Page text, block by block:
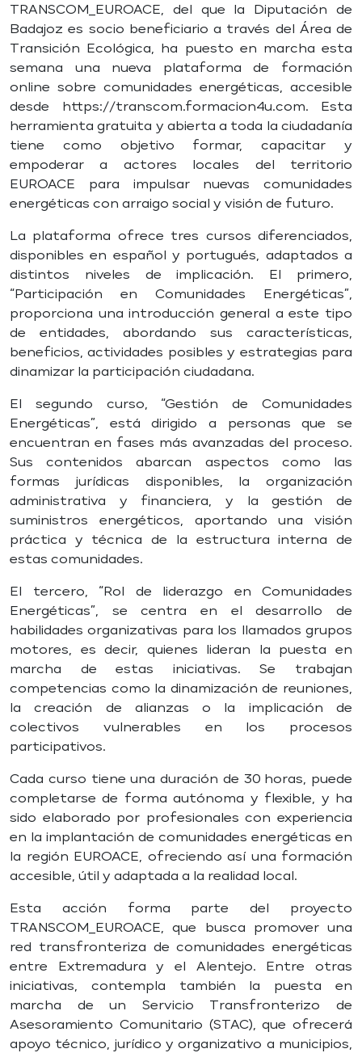
TRANSCOM_EUROACE, del que la Diputación de
Badajoz es socio beneficiario a través del Área de
Transición Ecológica, ha puesto en marcha esta
semana una nueva plataforma de formación
online sobre comunidades energéticas, accesible
desde https://transcom.formacion4u.com. Esta
herramienta gratuita y abierta a toda la ciudadanía
tiene como objetivo formar, capacitar y
empoderar a actores locales del territorio
EUROACE para impulsar nuevas comunidades
energéticas con arraigo social y visión de futuro.
La plataforma ofrece tres cursos diferenciados,
disponibles en español y portugués, adaptados a
distintos niveles de implicación. El primero,
“Participación en Comunidades Energéticas”,
proporciona una introducción general a este tipo
de entidades, abordando sus características,
beneficios, actividades posibles y estrategias para
dinamizar la participación ciudadana.
El segundo curso, “Gestión de Comunidades
Energéticas”, está dirigido a personas que se
encuentran en fases más avanzadas del proceso.
Sus contenidos abarcan aspectos como las
formas jurídicas disponibles, la organización
administrativa y financiera, y la gestión de
suministros energéticos, aportando una visión
práctica y técnica de la estructura interna de
estas comunidades.
El tercero, “Rol de liderazgo en Comunidades
Energéticas”, se centra en el desarrollo de
habilidades organizativas para los llamados grupos
motores, es decir, quienes lideran la puesta en
marcha de estas iniciativas. Se trabajan
competencias como la dinamización de reuniones,
la creación de alianzas o la implicación de
colectivos vulnerables en los procesos
participativos.
Cada curso tiene una duración de 30 horas, puede
completarse de forma autónoma y flexible, y ha
sido elaborado por profesionales con experiencia
en la implantación de comunidades energéticas en
la región EUROACE, ofreciendo así una formación
accesible, útil y adaptada a la realidad local.
Esta acción forma parte del proyecto
TRANSCOM_EUROACE, que busca promover una
red transfronteriza de comunidades energéticas
entre Extremadura y el Alentejo. Entre otras
iniciativas, contempla también la puesta en
marcha de un Servicio Transfronterizo de
Asesoramiento Comunitario (STAC), que ofrecerá
apoyo técnico, jurídico y organizativo a municipios,